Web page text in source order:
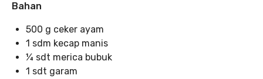
Bahan
500 g ceker ayam
1 sdm kecap manis
¼ sdt merica bubuk
1 sdt garam